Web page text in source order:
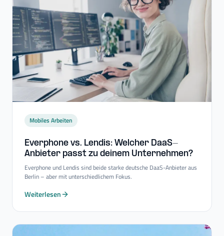
Mobiles Arbeiten
Everphone vs. Lendis: Welcher DaaS-​
Anbieter passt zu deinem Unternehmen?
Everphone und Lendis sind beide starke deutsche DaaS-Anbieter aus
Berlin – aber mit unterschiedlichem Fokus.
Weiterlesen